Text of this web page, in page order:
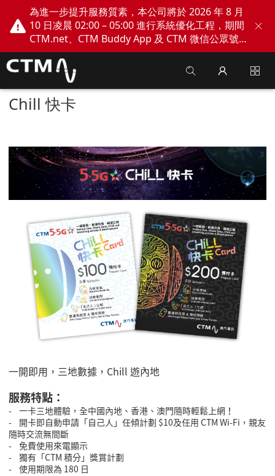
為進一步提升服務質素，本公司將於 2026 年 8 月
10 日凌晨 02:00 – 05:00 進行系統優化工程，期間
CTM.net、CTM Buddy App 及 CTM 微信公眾號
網上服務將會暫停。不便之處，敬請見諒！
Chill 快卡
一開即用，三地數據，Chill 遊內地
服務特點：
- 一卡三地體驗，全中國內地、香港、澳門隨時輕鬆上網！
- 開卡即自動申請「自己人」任傾計劃 $10及任用 CTM Wi-Fi，親友
隨時交流無間斷
- 免費使用來電顯示
- 獨有「CTM 積分」獎賞計劃
- 使用期限為 180 日